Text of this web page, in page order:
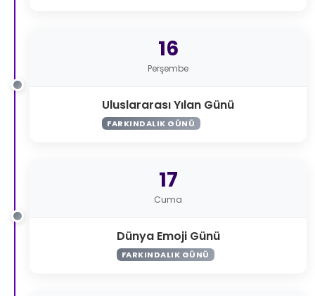
16
Perşembe
Uluslararası Yılan Günü
FARKINDALIK GÜNÜ
17
Cuma
Dünya Emoji Günü
FARKINDALIK GÜNÜ